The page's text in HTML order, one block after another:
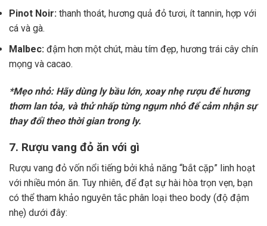
Pinot Noir: thanh thoát, hương quả đỏ tươi, ít tannin, hợp với
cá và gà.
Malbec: đậm hơn một chút, màu tím đẹp, hương trái cây chín
mọng và cacao.
*Mẹo nhỏ: Hãy dùng ly bầu lớn, xoay nhẹ rượu để hương
thơm lan tỏa, và thử nhấp từng ngụm nhỏ để cảm nhận sự
thay đổi theo thời gian trong ly.
7. Rượu vang đỏ ăn với gì
Rượu vang đỏ vốn nổi tiếng bởi khả năng “bắt cặp” linh hoạt
với nhiều món ăn. Tuy nhiên, để đạt sự hài hòa trọn vẹn, bạn
có thể tham khảo nguyên tắc phân loại theo body (độ đậm
nhẹ) dưới đây: